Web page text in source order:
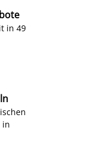
in 49
in